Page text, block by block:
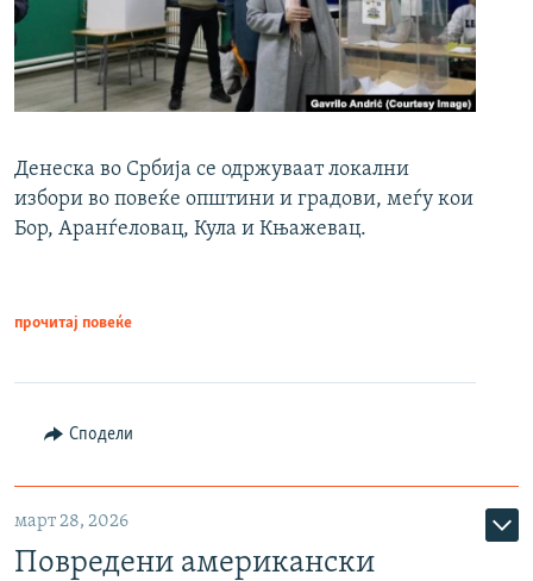
Денеска во Србија се одржуваат локални
избори во повеќе општини и градови, меѓу кои
Бор, Аранѓеловац, Кула и Књажевац.
прочитај повеќе
Сподели
март 28, 2026
Повредени американски